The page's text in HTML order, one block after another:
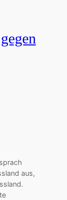
aus,